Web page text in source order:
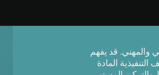
والمهني. قد يفهم
المادة